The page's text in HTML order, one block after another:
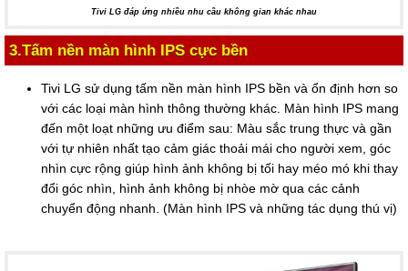
Tivi LG đáp ứng nhiều nhu cầu không gian khác nhau
3.Tấm nền màn hình IPS cực bền
Tivi LG sử dụng tấm nền màn hình IPS bền và ổn định hơn so
với các loại màn hình thông thường khác. Màn hình IPS mang
đến một loạt những ưu điểm sau: Màu sắc trung thực và gần
với tự nhiên nhất tạo cảm giác thoải mái cho người xem, góc
nhìn cực rộng giúp hình ảnh không bị tối hay méo mó khi thay
đổi góc nhìn, hình ảnh không bị nhòe mờ qua các cảnh
chuyển động nhanh. (Màn hình IPS và những tác dụng thú vị)